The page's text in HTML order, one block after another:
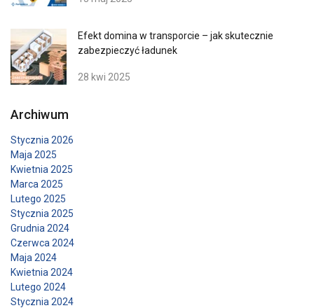
Efekt domina w transporcie – jak skutecznie
zabezpieczyć ładunek
28 kwi 2025
Archiwum
Stycznia 2026
Maja 2025
Kwietnia 2025
Marca 2025
Lutego 2025
Stycznia 2025
Grudnia 2024
Czerwca 2024
Maja 2024
Kwietnia 2024
Lutego 2024
Stycznia 2024